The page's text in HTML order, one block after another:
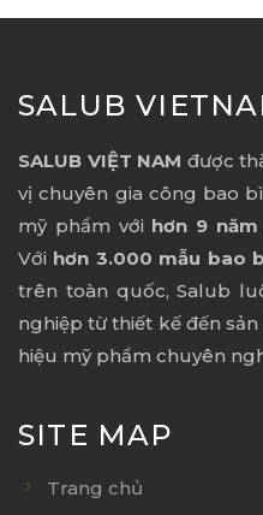
SALUB
SALUB VIỆT NAM được
vị chuyên gia công bao
mỹ phẩm với hơn 9
Với hơn 3.000 mẫu bao
trên toàn quốc, Salub
nghiệp từ thiết kế đến
hiệu mỹ phẩm chuyên
SITE MAP
Trang chủ